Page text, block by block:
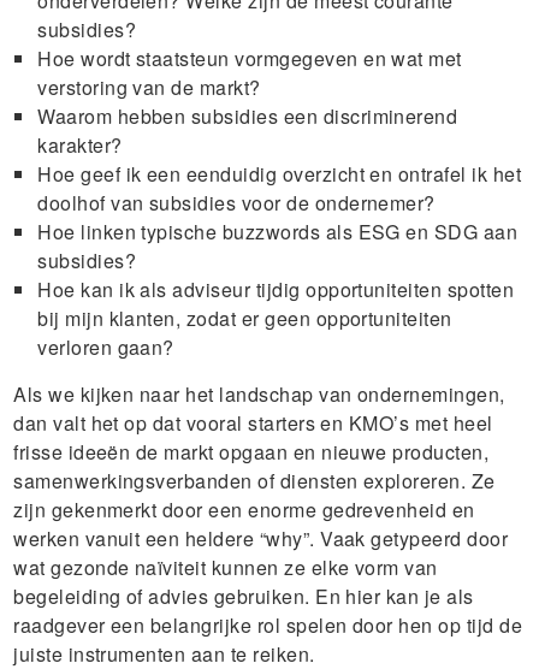
subsidies?
Hoe wordt staatsteun vormgegeven en wat met
verstoring van de markt?
Waarom hebben subsidies een discriminerend
karakter?
Hoe geef ik een eenduidig overzicht en ontrafel ik het
doolhof van subsidies voor de ondernemer?
Hoe linken typische buzzwords als ESG en SDG aan
subsidies?
Hoe kan ik als adviseur tijdig opportuniteiten spotten
bij mijn klanten, zodat er geen opportuniteiten
verloren gaan?
Als we kijken naar het landschap van ondernemingen,
dan valt het op dat vooral starters en KMO’s met heel
frisse ideeën de markt opgaan en nieuwe producten,
samenwerkingsverbanden of diensten exploreren. Ze
zijn gekenmerkt door een enorme gedrevenheid en
werken vanuit een heldere “why”. Vaak getypeerd door
wat gezonde naïviteit kunnen ze elke vorm van
begeleiding of advies gebruiken. En hier kan je als
raadgever een belangrijke rol spelen door hen op tijd de
juiste instrumenten aan te reiken.